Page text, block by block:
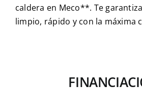
caldera en Meco**. Te
limpio, rápido y con la máxima